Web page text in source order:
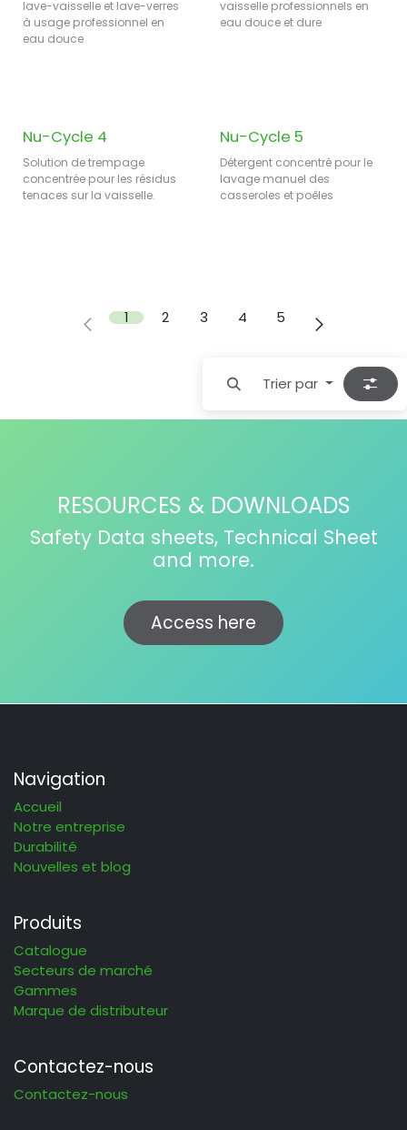
lave-vaisselle et lave-verres
à usage professionnel en
eau douce
vaisselle professionnels en
eau douce et dure
Nu-Cycle 4
Solution de trempage
concentrée pour les résidus
tenaces sur la vaisselle.
Nu-Cycle 5
Détergent concentré pour le
lavage manuel des
casseroles et poêles
1 2 3 4 5
Trier par
RESOURCES & DOWNLOADS
Safety Data sheets, Technical Sheet
and more.
Access here
Navigation
Accueil
Notre entreprise
Durabilité
Nouvelles et blog
Produits
Catalogue
Secteurs de marché
Gammes
Marque de distributeur
Contactez-nous
Contactez-nous